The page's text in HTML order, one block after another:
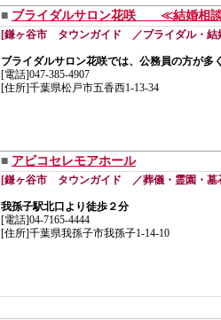
■ ブライダルサロン花咲 ≪結婚相
[鎌ヶ谷市 タウンガイド ／ブライダル・結
ブライダルサロン花咲では、公務員の方が多
[電話]047-385-4907
[住所]千葉県松戸市五香西1-13-34
■ アビコセレモアホール
[鎌ヶ谷市 タウンガイド ／葬儀・霊園・墓
我孫子駅北口より徒歩２分
[電話]04-7165-4444
[住所]千葉県我孫子市我孫子1-14-10